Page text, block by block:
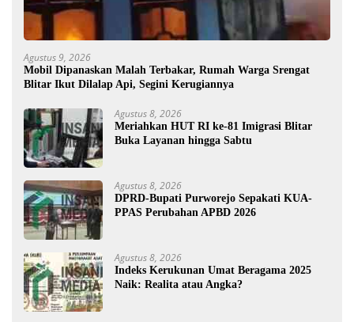
Agustus 9, 2026
Mobil Dipanaskan Malah Terbakar, Rumah Warga Srengat
Blitar Ikut Dilalap Api, Segini Kerugiannya
Agustus 8, 2026
Meriahkan HUT RI ke-81 Imigrasi Blitar
Buka Layanan hingga Sabtu
Agustus 8, 2026
DPRD-Bupati Purworejo Sepakati KUA-
PPAS Perubahan APBD 2026
Agustus 8, 2026
Indeks Kerukunan Umat Beragama 2025
Naik: Realita atau Angka?